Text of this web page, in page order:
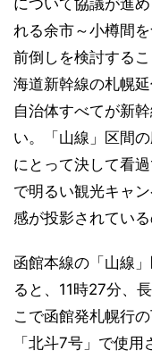
れる余市～小樽間
前倒しを検討する
海道新幹線の札幌
自治体すべてが新
い。「山線」区間
にとって決して看
で明るい観光キャ
感が投影されてい
函館本線の「山線
ると、11時27分、
こで函館発札幌行
「北斗7号」で使